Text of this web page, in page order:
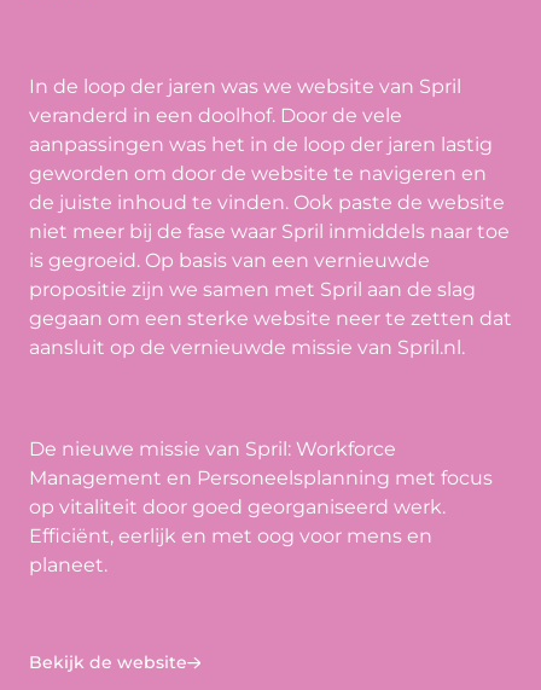
In de loop der jaren was we website van Spril
veranderd in een doolhof. Door de vele
aanpassingen was het in de loop der jaren lastig
geworden om door de website te navigeren en
de juiste inhoud te vinden. Ook paste de website
niet meer bij de fase waar Spril inmiddels naar toe
is gegroeid. Op basis van een vernieuwde
propositie zijn we samen met Spril aan de slag
gegaan om een sterke website neer te zetten dat
aansluit op de vernieuwde missie van Spril.nl.
De nieuwe missie van Spril: Workforce
Management en Personeelsplanning met focus
op vitaliteit door goed georganiseerd werk.
Efficiënt, eerlijk en met oog voor mens en
planeet.
Bekijk de website